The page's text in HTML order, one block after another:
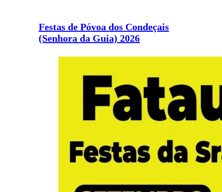
Festas de Póvoa dos Condeçais
(Senhora da Guia) 2026